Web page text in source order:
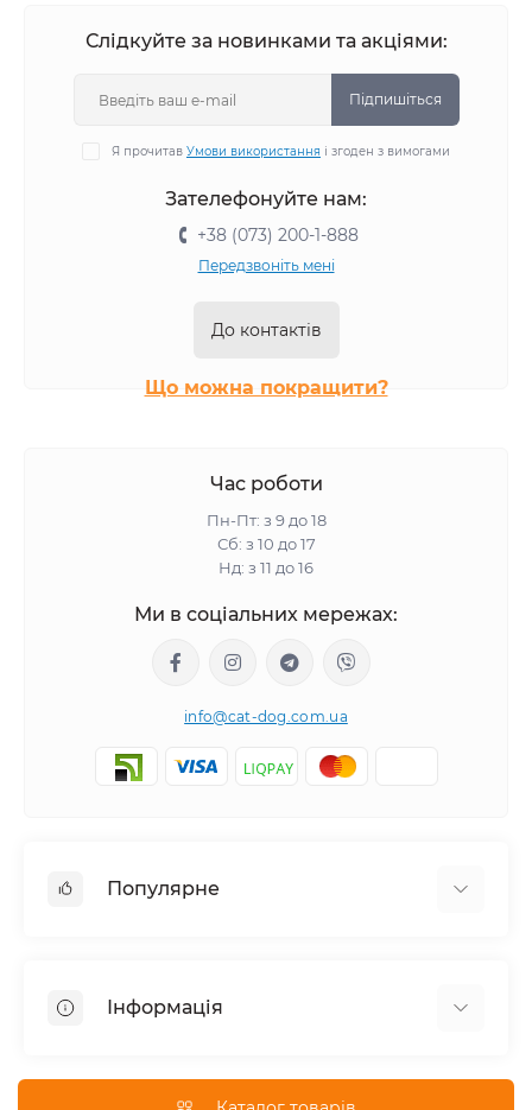
Слідкуйте за новинками та акціями:
Підпишіться
Я прочитав Умови використання і згоден з вимогами
Зателефонуйте нам:
+38 (073) 200-1-888
Передзвоніть мені
До контактів
Що можна покращити?
Час роботи
Пн-Пт: з 9 до 18
Сб: з 10 до 17
Нд: з 11 до 16
Ми в соціальних мережах:
info@cat-dog.com.ua
Популярне
Вологий корм для котів
Сухий корм для собак
Інформація